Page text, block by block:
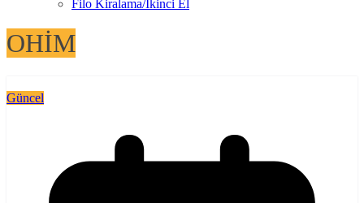
Filo Kiralama/İkinci El
OHİM
Güncel